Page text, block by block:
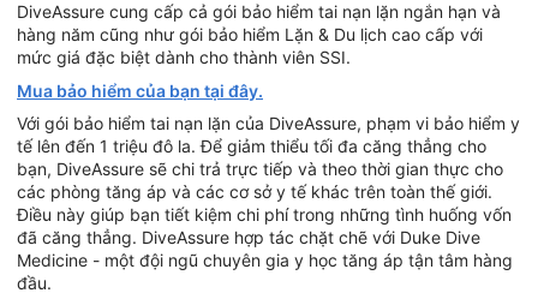
DiveAssure cung cấp cả gói bảo hiểm tai nạn lặn ngắn hạn và
hàng năm cũng như gói bảo hiểm Lặn & Du lịch cao cấp với
mức giá đặc biệt dành cho thành viên SSI.
Mua bảo hiểm của bạn tại đây.
Với gói bảo hiểm tai nạn lặn của DiveAssure, phạm vi bảo hiểm y
tế lên đến 1 triệu đô la. Để giảm thiểu tối đa căng thẳng cho
bạn, DiveAssure sẽ chi trả trực tiếp và theo thời gian thực cho
các phòng tăng áp và các cơ sở y tế khác trên toàn thế giới.
Điều này giúp bạn tiết kiệm chi phí trong những tình huống vốn
đã căng thẳng. DiveAssure hợp tác chặt chẽ với Duke Dive
Medicine - một đội ngũ chuyên gia y học tăng áp tận tâm hàng
đầu.